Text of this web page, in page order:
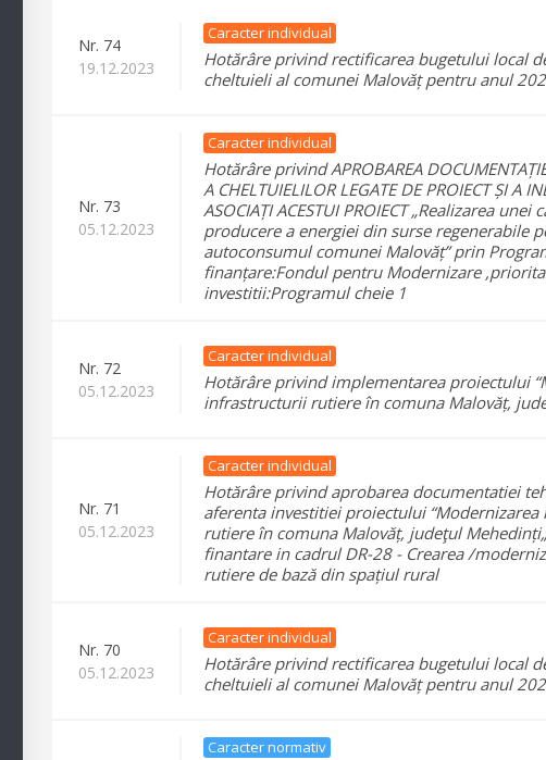
Nr. 74
19.12.2023
Caracter individual
Hotărâre privind rectificarea bugetului local
cheltuieli al comunei Malovăț pentru anul
Nr. 73
05.12.2023
Caracter individual
Hotărâre privind APROBAREA
A CHELTUIELILOR LEGATE DE PROIECT ȘI A
ASOCIAȚI ACESTUI PROIECT „Realizarea unei
producere a energiei din surse regenerabile
autoconsumul comunei Malovăț” prin
finanțare:Fondul pentru Modernizare
investitii:Programul cheie 1
Nr. 72
05.12.2023
Caracter individual
Hotărâre privind implementarea proiectului
infrastructurii rutiere în comuna Malovăț,
Nr. 71
05.12.2023
Caracter individual
Hotărâre privind aprobarea documentatiei
aferenta investitiei proiectului
rutiere în comuna Malovăț, judeţul
finantare in cadrul DR-28 - Crearea /
rutiere de bază din spațiul rural
Nr. 70
05.12.2023
Caracter individual
Hotărâre privind rectificarea bugetului local
cheltuieli al comunei Malovăț pentru anul
Caracter normativ